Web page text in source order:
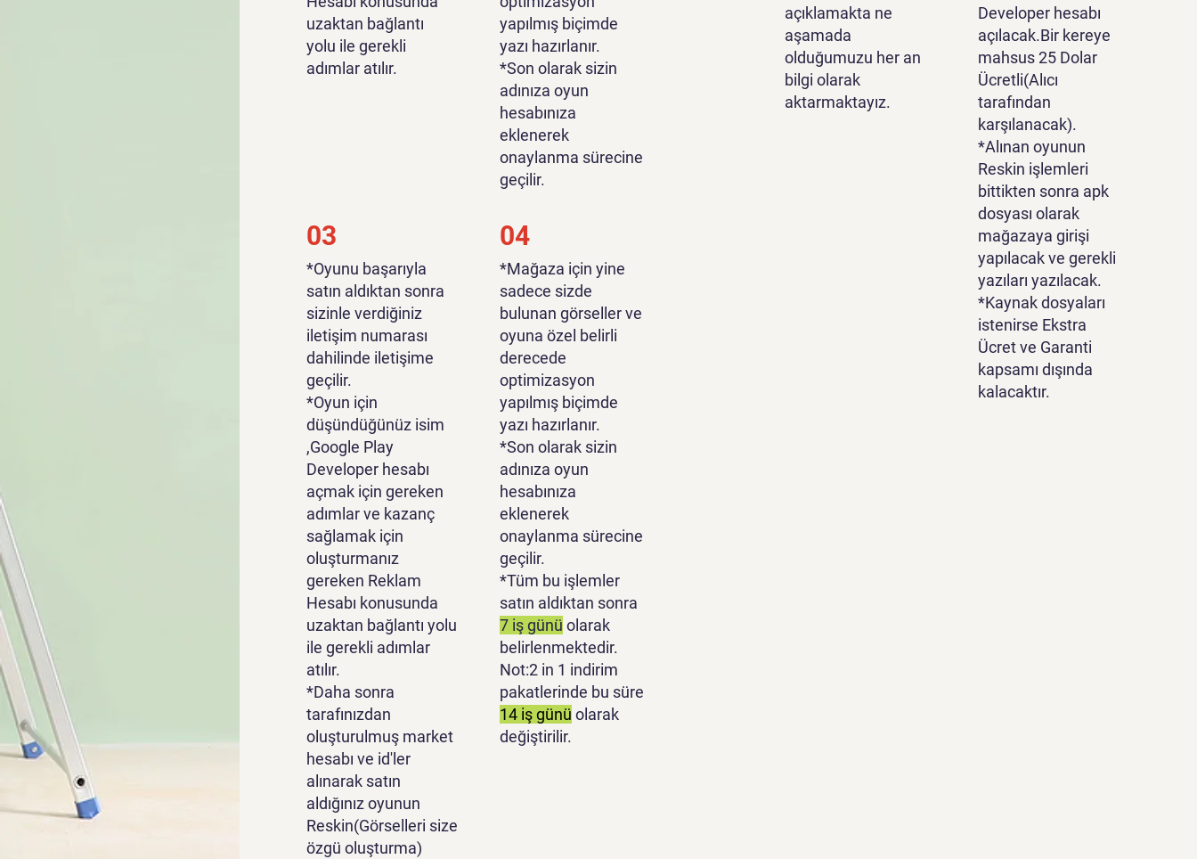
uzaktan bağlantı
yolu ile gerekli
adımlar atılır.
yapılmış biçimde
yazı hazırlanır.
*Son olarak sizin
adınıza oyun
hesabınıza
eklenerek
onaylanma sürecine
geçilir.
03
*Oyunu başarıyla
satın aldıktan sonra
sizinle verdiğiniz
iletişim numarası
dahilinde iletişime
geçilir.
*Oyun için
düşündüğünüz isim
,Google Play
Developer hesabı
açmak için gereken
adımlar ve kazanç
sağlamak için
oluşturmanız
gereken Reklam
Hesabı konusunda
uzaktan bağlantı yolu
ile gerekli adımlar
atılır.
*Daha sonra
tarafınızdan
oluşturulmuş market
hesabı ve id'ler
alınarak satın
aldığınız oyunun
Reskin(Görselleri size
özgü oluşturma)
04
*Mağaza için yine
sadece sizde
bulunan görseller ve
oyuna özel belirli
derecede
optimizasyon
yapılmış biçimde
yazı hazırlanır.
*Son olarak sizin
adınıza oyun
hesabınıza
eklenerek
onaylanma sürecine
geçilir.
*Tüm bu işlemler
satın aldıktan sonra
7 iş günü olarak
belirlenmektedir.
Not:2 in 1 indirim
pakatlerinde bu süre
14 iş günü olarak
değiştirilir.
açıklamakta ne
aşamada
olduğumuzu her an
bilgi olarak
aktarmaktayız.
Developer hesabı
açılacak.Bir kereye
mahsus 25 Dolar
Ücretli(Alıcı
tarafından
karşılanacak).
*Alınan oyunun
Reskin işlemleri
bittikten sonra apk
dosyası olarak
mağazaya girişi
yapılacak ve gerekli
yazıları yazılacak.
*Kaynak dosyaları
istenirse Ekstra
Ücret ve Garanti
kapsamı dışında
kalacaktır.